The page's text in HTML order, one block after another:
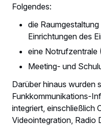
Folgendes:
die
Einrichtungen des
eine Notrufzentrale
Meeting- und
Darüber hinaus wurden
Funkkommunikations-
integriert, einschließlich
Videointegration, Radio